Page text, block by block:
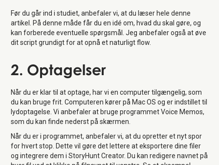
Før du går ind i studiet, anbefaler vi, at du læser hele denne
artikel. På denne måde får du en idé om, hvad du skal gøre, og
kan forberede eventuelle spørgsmål. Jeg anbefaler også at øve
dit script grundigt for at opnå et naturligt flow.
2. Optagelser
Når du er klar til at optage, har vi en computer tilgængelig, som
du kan bruge frit. Computeren kører på Mac OS og er indstillet til
lydoptagelse. Vi anbefaler at bruge programmet Voice Memos,
som du kan finde nederst på skærmen.
Når du er i programmet, anbefaler vi, at du opretter et nyt spor
for hvert stop. Dette vil gøre det lettere at eksportere dine filer
og integrere dem i StoryHunt Creator. Du kan redigere navnet på